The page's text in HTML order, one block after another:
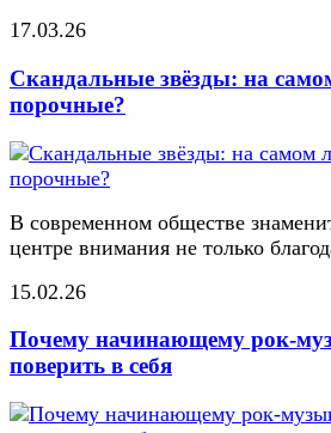
17.03.26
Скандальные звёзды: на
порочные?
В современном обществе
центре внимания не только
15.02.26
Почему начинающему рок-
поверить в себя